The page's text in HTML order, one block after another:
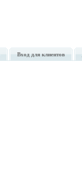
Вход для клиентов